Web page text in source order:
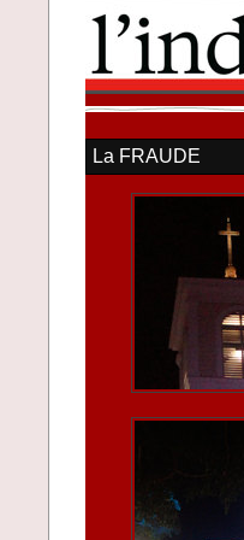
La FRAUDE